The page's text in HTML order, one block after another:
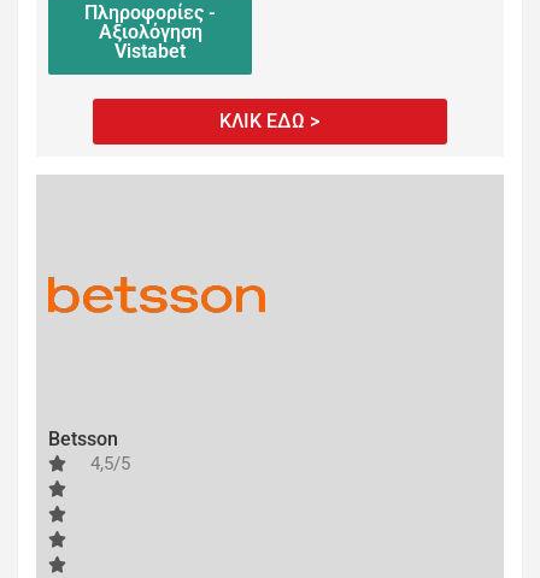
Πληροφορίες -
Αξιολόγηση
Vistabet
ΚΛΙΚ ΕΔΩ >
Betsson
4,5/5